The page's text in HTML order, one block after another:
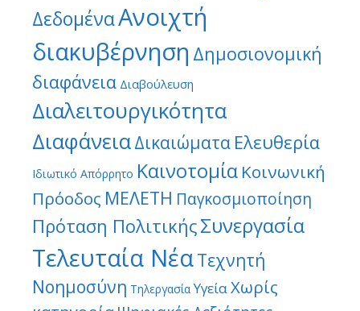
ΔεδομέναΑνοιχτή
διακυβέρνηση Δημοσιονομική
διαφάνεια Διαβούλευση
Διαλειτουργικότητα
ΔιαφάνειαΔικαιώματα Ελευθερία
Ιδιωτικό Απόρρητο Καινοτομία Κοινωνική
Πρόοδος ΜΕΛΕΤΗ Παγκοσμιοποίηση
Πρόταση ΠολιτικήςΣυνεργασία
Τελευταία ΝέαΤεχνητή
Νοημοσύνη Τηλεργασία ΥγείαΧωρίς